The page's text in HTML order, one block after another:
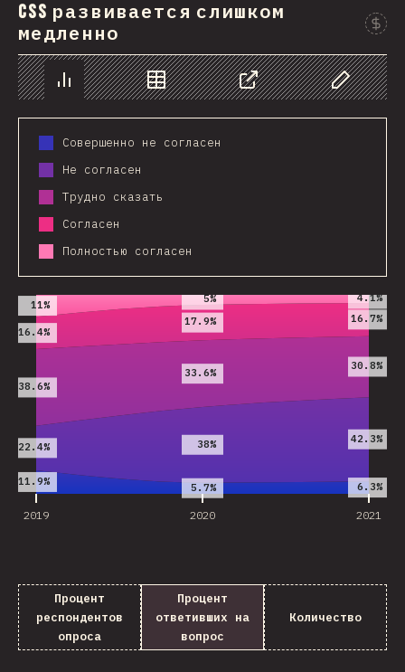
CSS развивается слишком
медленно
График Данные Поделиться Изменить
Совершенно не согласен
Не согласен
Трудно сказать
Согласен
Полностью согласен
2019 2020 2021
2019 2020 2021
11.9% 5.7% 6.3%
22.4% 38% 42.3%
38.6%
33.6%
30.8%
16.4%
17.9% 16.7%
11% 5% 4.1%
Процент
респондентов
опроса
Процент
ответивших на
вопрос
Количество